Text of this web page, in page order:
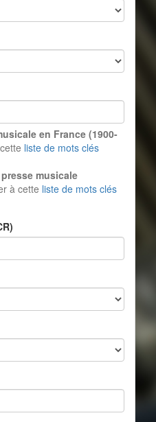
en France (1900-
liste de mots clés
musicale
à cette liste de mots clés